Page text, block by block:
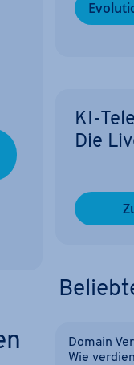
KI-
Die
Domain
Wie